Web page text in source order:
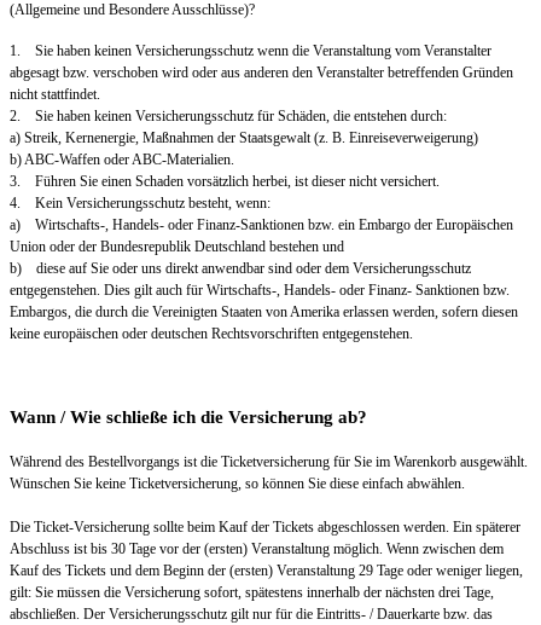
(Allgemeine und Besondere Ausschlüsse)?
1. Sie haben keinen Versicherungsschutz wenn die Veranstaltung vom Veranstalter
abgesagt bzw. verschoben wird oder aus anderen den Veranstalter betreffenden Gründen
nicht stattfindet.
2. Sie haben keinen Versicherungsschutz für Schäden, die entstehen durch:
a) Streik, Kernenergie, Maßnahmen der Staatsgewalt (z. B. Einreiseverweigerung)
b) ABC-Waffen oder ABC-Materialien.
3. Führen Sie einen Schaden vorsätzlich herbei, ist dieser nicht versichert.
4. Kein Versicherungsschutz besteht, wenn:
a) Wirtschafts-, Handels- oder Finanz-Sanktionen bzw. ein Embargo der Europäischen
Union oder der Bundesrepublik Deutschland bestehen und
b) diese auf Sie oder uns direkt anwendbar sind oder dem Versicherungsschutz
entgegenstehen. Dies gilt auch für Wirtschafts-, Handels- oder Finanz- Sanktionen bzw.
Embargos, die durch die Vereinigten Staaten von Amerika erlassen werden, sofern diesen
keine europäischen oder deutschen Rechtsvorschriften entgegenstehen.
Wann / Wie schließe ich die Versicherung ab?
Während des Bestellvorgangs ist die Ticketversicherung für Sie im Warenkorb ausgewählt.
Wünschen Sie keine Ticketversicherung, so können Sie diese einfach abwählen.
Die Ticket-Versicherung sollte beim Kauf der Tickets abgeschlossen werden. Ein späterer
Abschluss ist bis 30 Tage vor der (ersten) Veranstaltung möglich. Wenn zwischen dem
Kauf des Tickets und dem Beginn der (ersten) Veranstaltung 29 Tage oder weniger liegen,
gilt: Sie müssen die Versicherung sofort, spätestens innerhalb der nächsten drei Tage,
abschließen. Der Versicherungsschutz gilt nur für die Eintritts- / Dauerkarte bzw. das